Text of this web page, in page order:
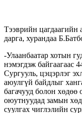
Тээврийн цагдаагийн
дарга, хурандаа
-Улаанбаатар хотын
нэмэгдэж байгаагаас
Сургууль, цэцэрлэг
аюулгүй байдлыг
багачууд болон
оюутнуудад замын
суулгах чиглэлийн